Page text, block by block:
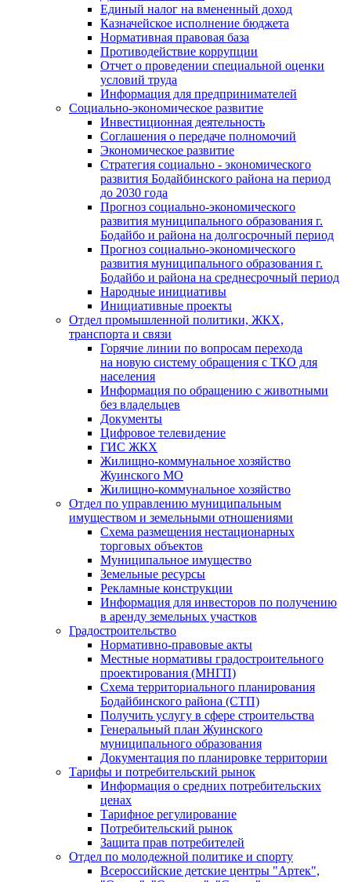
Единый налог на вмененный доход
Казначейское исполнение бюджета
Нормативная правовая база
Противодействие коррупции
Отчет о проведении специальной оценки
условий труда
Информация для предпринимателей
Социально-экономическое развитие
Инвестиционная деятельность
Соглашения о передаче полномочий
Экономическое развитие
Стратегия социально - экономического
развития Бодайбинского района на период
до 2030 года
Прогноз социально-экономического
развития муниципального образования г.
Бодайбо и района на долгосрочный период
Прогноз социально-экономического
развития муниципального образования г.
Бодайбо и района на среднесрочный период
Народные инициативы
Инициативные проекты
Отдел промышленной политики, ЖКХ,
транспорта и связи
Горячие линии по вопросам перехода
на новую систему обращения с ТКО для
населения
Информация по обращению с животными
без владельцев
Документы
Цифровое телевидение
ГИС ЖКХ
Жилищно-коммунальное хозяйство
Жуинского МО
Жилищно-коммунальное хозяйство
Отдел по управлению муниципальным
имуществом и земельными отношениями
Схема размещения нестационарных
торговых объектов
Муниципальное имущество
Земельные ресурсы
Рекламные конструкции
Информация для инвесторов по получению
в аренду земельных участков
Градостроительство
Нормативно-правовые акты
Местные нормативы градостроительного
проектирования (МНГП)
Схема территориального планирования
Бодайбинского района (СТП)
Получить услугу в сфере строительства
Генеральный план Жуинского
муниципального образования
Документация по планировке территории
Тарифы и потребительский рынок
Информация о средних потребительских
ценах
Тарифное регулирование
Потребительский рынок
Защита прав потребителей
Отдел по молодежной политике и спорту
Всероссийские детские центры "Артек",